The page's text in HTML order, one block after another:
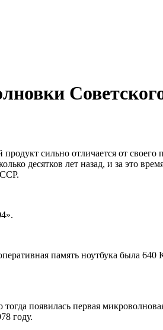
сильно отличается от
десятков лет назад, и за это
память ноутбука была 640
появилась первая
году.